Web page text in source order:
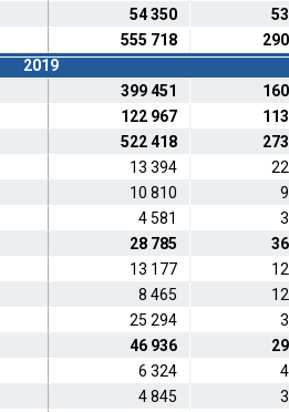
54 350
555 718
2019
399 451
122 967
522 418
13 394
10 810
4 581
28 785
13 177
8 465
25 294
46 936
6 324
4 845